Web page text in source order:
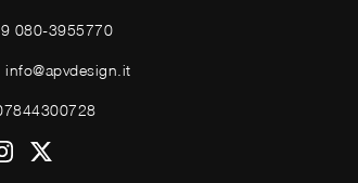
080-3955770
info@apvdesign.it